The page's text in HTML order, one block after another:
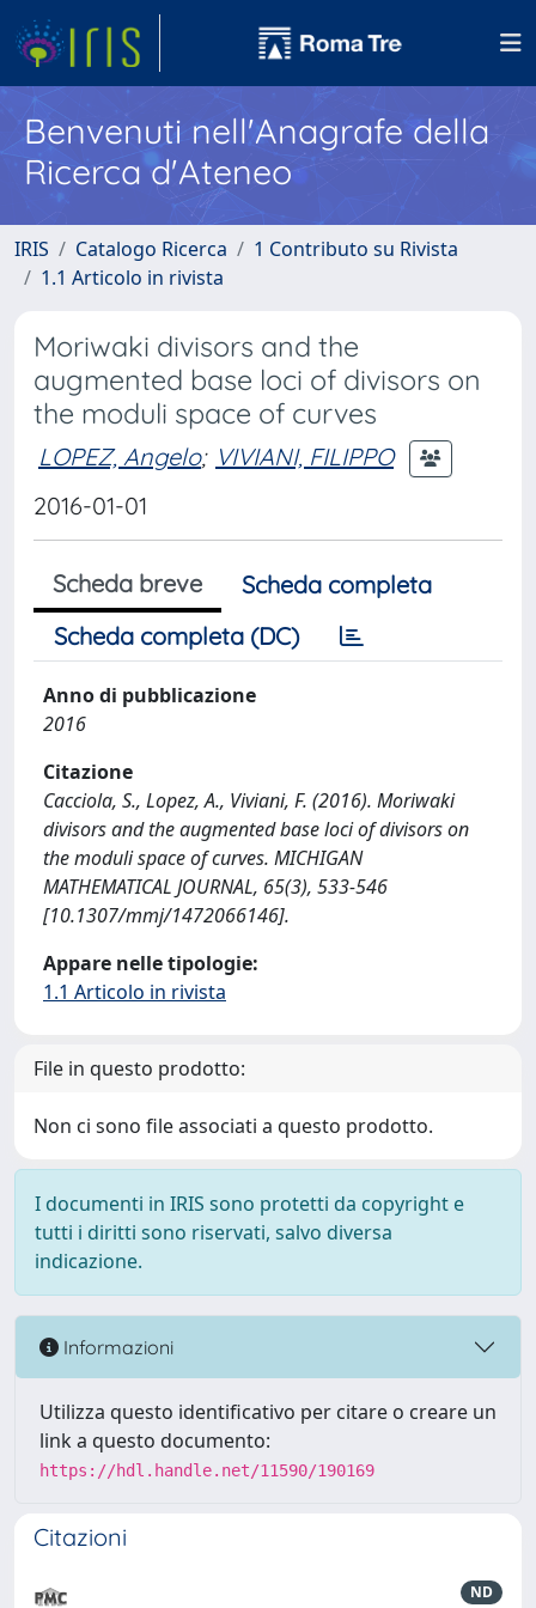
Benvenuti nell'Anagrafe della
Ricerca d'Ateneo
IRIS Catalogo Ricerca
1 Contributo su Rivista
1.1 Articolo in rivista
Moriwaki divisors and the
augmented base loci of divisors on
the moduli space of curves
LOPEZ, Angelo; VIVIANI, FILIPPO
2016-01-01
Scheda breve
Scheda completa
Scheda completa (DC)
Anno di pubblicazione
2016
Citazione
Cacciola, S., Lopez, A., Viviani, F. (2016). Moriwaki
divisors and the augmented base loci of divisors on
the moduli space of curves. MICHIGAN
MATHEMATICAL JOURNAL, 65(3), 533-546
[10.1307/mmj/1472066146].
Appare nelle tipologie:
1.1 Articolo in rivista
File in questo prodotto:
Non ci sono file associati a questo prodotto.
I documenti in IRIS sono protetti da copyright e
tutti i diritti sono riservati, salvo diversa
indicazione.
Informazioni
Utilizza questo identificativo per citare o creare un
link a questo documento:
https://hdl.handle.net/11590/190169
Citazioni
ND